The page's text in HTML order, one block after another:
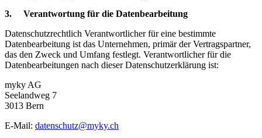
3. Verantwortung für die Datenbearbeitung
Datenschutzrechtlich Verantwortlicher für eine bestimmte
Datenbearbeitung ist das Unternehmen, primär der Vertragspartner,
das den Zweck und Umfang festlegt. Verantwortlicher für die
Datenbearbeitungen nach dieser Datenschutzerklärung ist:
myky AG
Seelandweg 7
3013 Bern
E-Mail: datenschutz@myky.ch